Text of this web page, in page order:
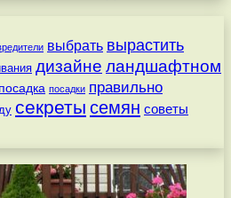
выбрать вырастить
дизайне ландшафтном
посадка посадки правильно
секреты семян советы